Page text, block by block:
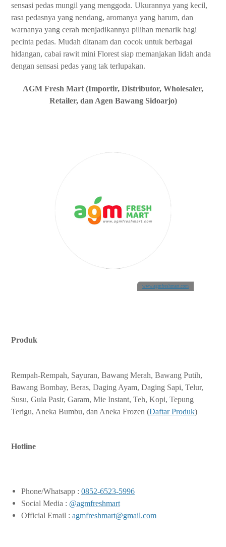
sensasi pedas mungil yang menggoda. Ukurannya yang kecil,
rasa pedasnya yang nendang, aromanya yang harum, dan
warnanya yang cerah menjadikannya pilihan menarik bagi
pecinta pedas. Mudah ditanam dan cocok untuk berbagai
hidangan, cabai rawit mini Florest siap memanjakan lidah anda
dengan sensasi pedas yang tak terlupakan.
AGM Fresh Mart (Importir, Distributor, Wholesaler,
Retailer, dan Agen Bawang Sidoarjo)
www.agmfreshmart.com
Produk
Rempah-Rempah, Sayuran, Bawang Merah, Bawang Putih,
Bawang Bombay, Beras, Daging Ayam, Daging Sapi, Telur,
Susu, Gula Pasir, Garam, Mie Instant, Teh, Kopi, Tepung
Terigu, Aneka Bumbu, dan Aneka Frozen (Daftar Produk)
Hotline
Phone/Whatsapp : 0852-6523-5996
Social Media : @agmfreshmart
Official Email : agmfreshmart@gmail.com